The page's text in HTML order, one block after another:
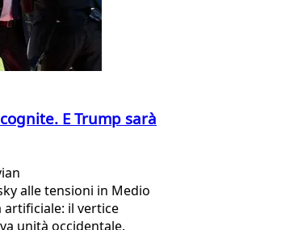
E Trump sarà
alle tensioni in Medio
artificiale: il vertice
unità occidentale.